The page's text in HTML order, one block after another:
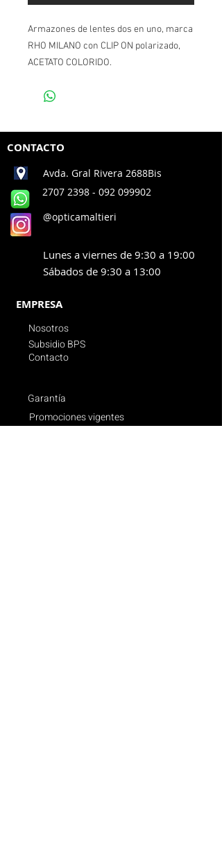
Armazones de lentes dos en uno, marca
RHO MILANO con CLIP ON polarizado,
ACETATO COLORIDO.
CONTACTO
Avda. Gral Rivera 2688Bis
2707 2398 - 092 099902
@opticamaltieri
Lunes a viernes de 9:30 a 19:00
Sábados de 9:30 a 13:00
EMPRESA
Nosotros
Subsidio BPS
Contacto
Garantía
Promociones vigentes